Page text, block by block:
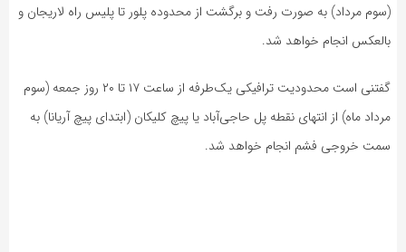
(سوم مرداد) به صورت رفت و برگشت از محدوده پلور تا پلیس راه لاریجان و
بالعکس انجام خواهد شد.
گفتنی است محدودیت ترافیکی یک‌طرفه از ساعت ۱۷ تا ۲۰ روز جمعه (سوم
مرداد ماه) از انتهای نقطه پل حاجی‌آباد یا پیچ کلیکان (ابتدای پیچ آریانا) به
سمت خروجی فشم انجام خواهد شد.